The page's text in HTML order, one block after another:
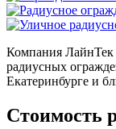
Компания ЛайнТек
радиусных
Екатеринбурге и
Стоимость